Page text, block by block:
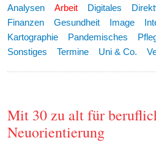
Analysen Arbeit Digitales
Finanzen
Gesundheit Image
Kartographie
Pandemisches
Sonstiges
Termine Uni & Co.
Mit 30 zu alt für
Neuorientierung